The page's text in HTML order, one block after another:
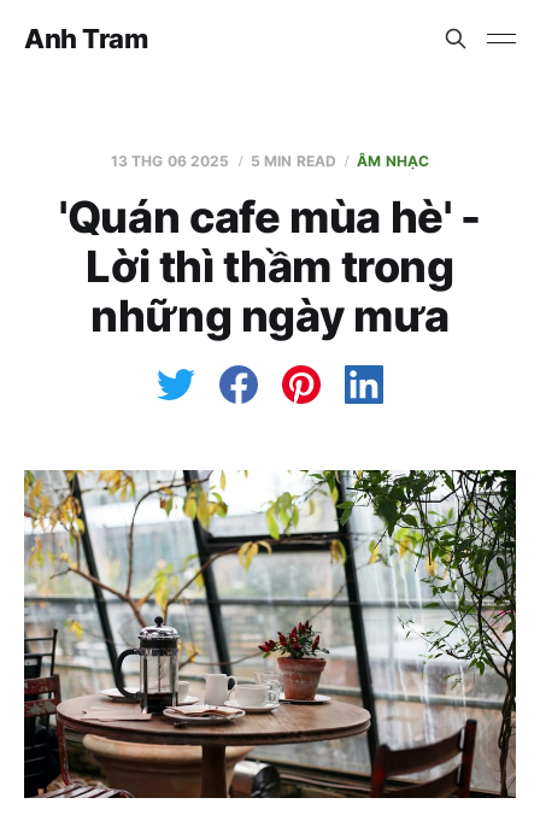
Anh Tram
13 THG 06 2025 5 MIN READ ÂM NHẠC
'Quán cafe mùa hè' -
Lời thì thầm trong
những ngày mưa